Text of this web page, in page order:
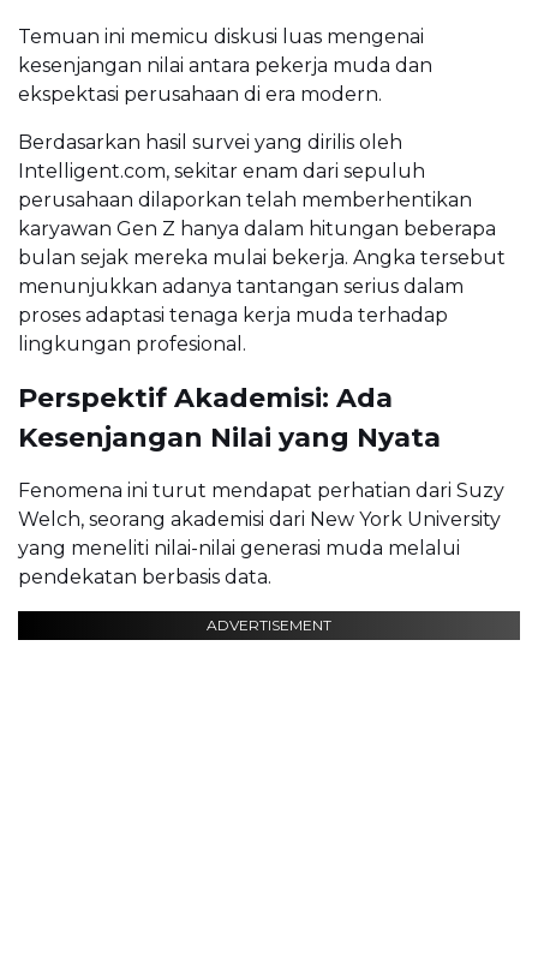
Temuan ini memicu diskusi luas mengenai
kesenjangan nilai antara pekerja muda dan
ekspektasi perusahaan di era modern.
Berdasarkan hasil survei yang dirilis oleh
Intelligent.com, sekitar enam dari sepuluh
perusahaan dilaporkan telah memberhentikan
karyawan Gen Z hanya dalam hitungan beberapa
bulan sejak mereka mulai bekerja. Angka tersebut
menunjukkan adanya tantangan serius dalam
proses adaptasi tenaga kerja muda terhadap
lingkungan profesional.
Perspektif Akademisi: Ada
Kesenjangan Nilai yang Nyata
Fenomena ini turut mendapat perhatian dari Suzy
Welch, seorang akademisi dari New York University
yang meneliti nilai-nilai generasi muda melalui
pendekatan berbasis data.
ADVERTISEMENT